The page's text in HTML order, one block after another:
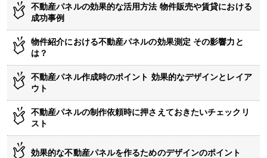
不動産パネルの効果的な活用方法 物件販売や賃貸における
成功事例
物件紹介における不動産パネルの効果測定 その影響力と
は？
不動産パネル作成時のポイント 効果的なデザインとレイア
ウト
不動産パネルの制作依頼時に押さえておきたいチェックリ
スト
効果的な不動産パネルを作るためのデザインのポイント